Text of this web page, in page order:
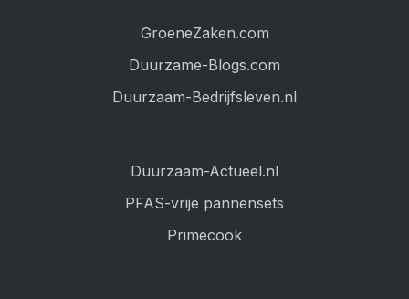
GroeneZaken.com
Duurzame-Blogs.com
Duurzaam-Bedrijfsleven.nl
Duurzaam-Actueel.nl
PFAS-vrije pannensets
Primecook